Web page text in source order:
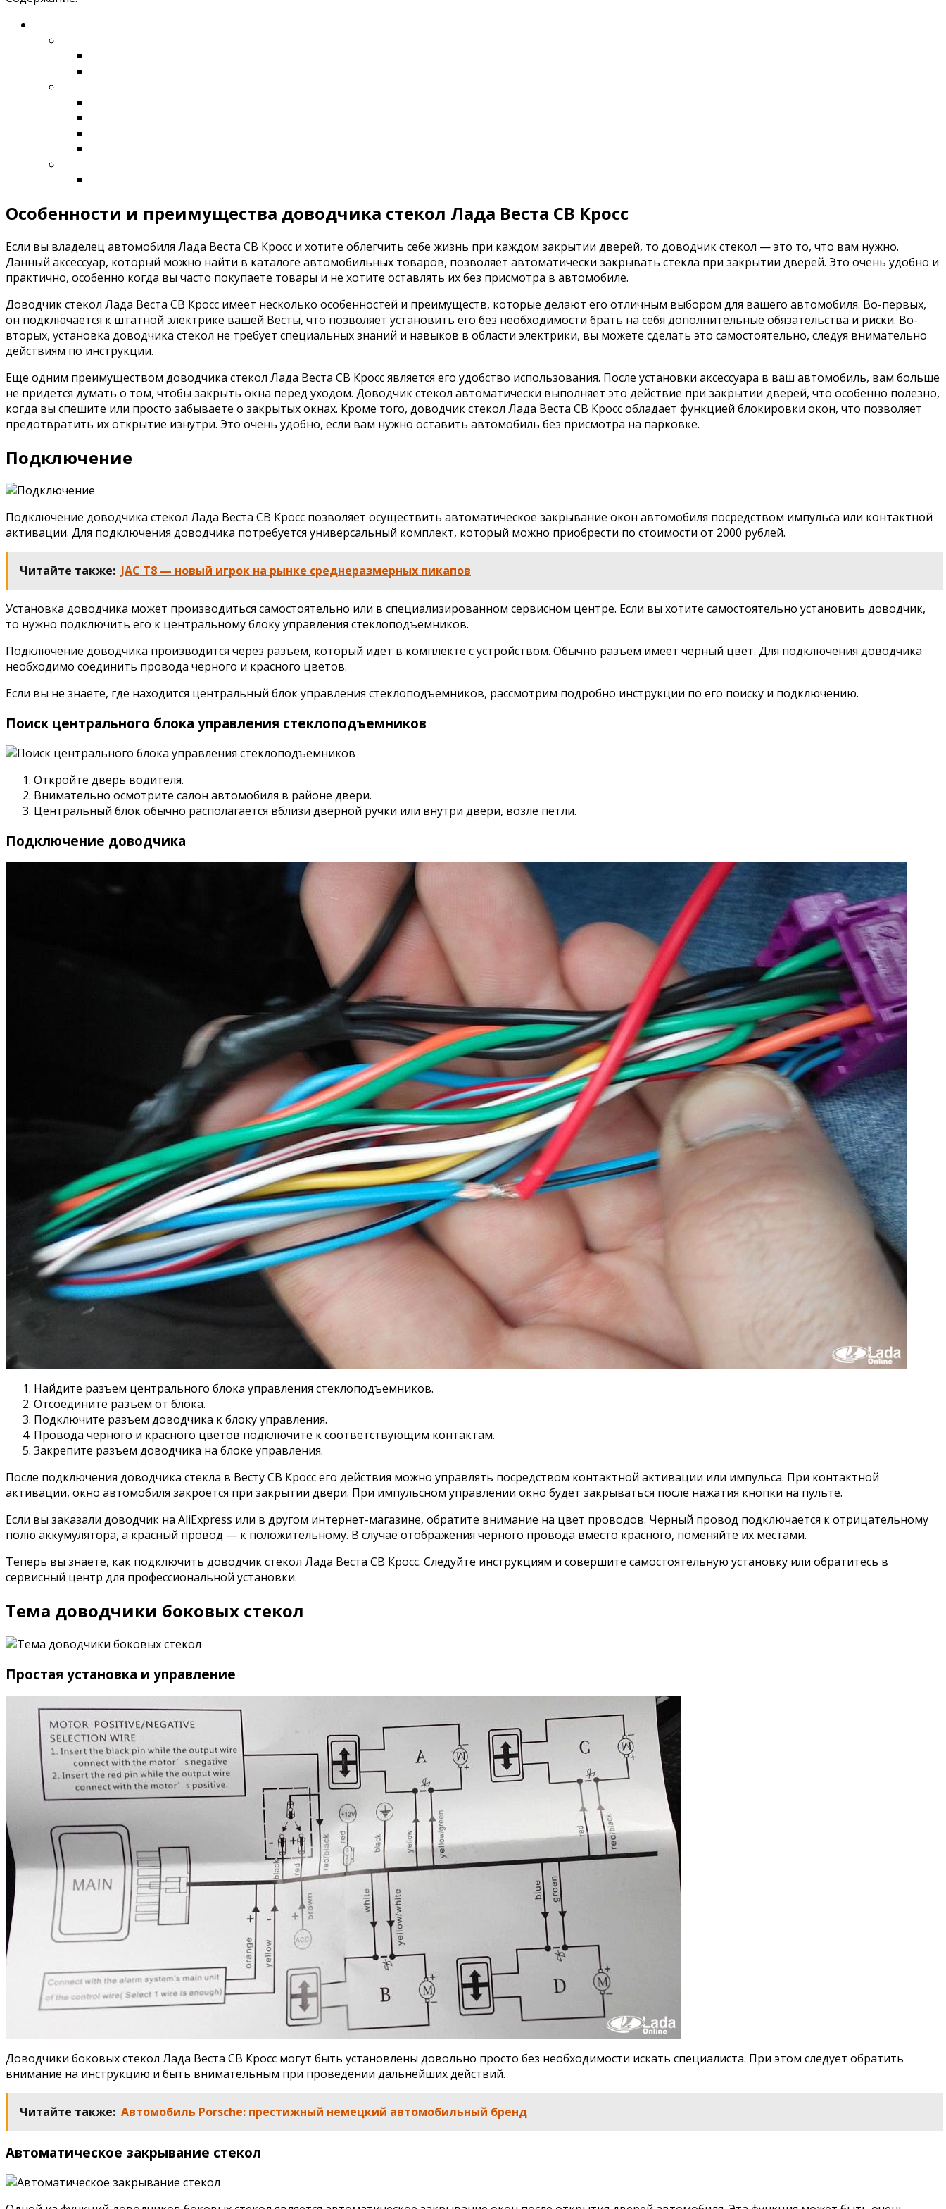
Особенности и преимущества доводчика стекол Лада Веста СВ Кросс
Если вы владелец автомобиля Лада Веста СВ Кросс и хотите облегчить себе жизнь при каждом закрытии дверей, то доводчик стекол — это то, что вам нужно.
Данный аксессуар, который можно найти в каталоге автомобильных товаров, позволяет автоматически закрывать стекла при закрытии дверей. Это очень удобно и
практично, особенно когда вы часто покупаете товары и не хотите оставлять их без присмотра в автомобиле.
Доводчик стекол Лада Веста СВ Кросс имеет несколько особенностей и преимуществ, которые делают его отличным выбором для вашего автомобиля. Во-первых,
он подключается к штатной электрике вашей Весты, что позволяет установить его без необходимости брать на себя дополнительные обязательства и риски. Во-
вторых, установка доводчика стекол не требует специальных знаний и навыков в области электрики, вы можете сделать это самостоятельно, следуя внимательно
действиям по инструкции.
Еще одним преимуществом доводчика стекол Лада Веста СВ Кросс является его удобство использования. После установки аксессуара в ваш автомобиль, вам больше
не придется думать о том, чтобы закрыть окна перед уходом. Доводчик стекол автоматически выполняет это действие при закрытии дверей, что особенно полезно,
когда вы спешите или просто забываете о закрытых окнах. Кроме того, доводчик стекол Лада Веста СВ Кросс обладает функцией блокировки окон, что позволяет
предотвратить их открытие изнутри. Это очень удобно, если вам нужно оставить автомобиль без присмотра на парковке.
Подключение
Подключение доводчика стекол Лада Веста СВ Кросс позволяет осуществить автоматическое закрывание окон автомобиля посредством импульса или контактной
активации. Для подключения доводчика потребуется универсальный комплект, который можно приобрести по стоимости от 2000 рублей.
Читайте также: JAC T8 — новый игрок на рынке среднеразмерных пикапов
Установка доводчика может производиться самостоятельно или в специализированном сервисном центре. Если вы хотите самостоятельно установить доводчик,
то нужно подключить его к центральному блоку управления стеклоподъемников.
Подключение доводчика производится через разъем, который идет в комплекте с устройством. Обычно разъем имеет черный цвет. Для подключения доводчика
необходимо соединить провода черного и красного цветов.
Если вы не знаете, где находится центральный блок управления стеклоподъемников, рассмотрим подробно инструкции по его поиску и подключению.
Поиск центрального блока управления стеклоподъемников
Откройте дверь водителя.
Внимательно осмотрите салон автомобиля в районе двери.
Центральный блок обычно располагается вблизи дверной ручки или внутри двери, возле петли.
Подключение доводчика
Найдите разъем центрального блока управления стеклоподъемников.
Отсоедините разъем от блока.
Подключите разъем доводчика к блоку управления.
Провода черного и красного цветов подключите к соответствующим контактам.
Закрепите разъем доводчика на блоке управления.
После подключения доводчика стекла в Весту СВ Кросс его действия можно управлять посредством контактной активации или импульса. При контактной
активации, окно автомобиля закроется при закрытии двери. При импульсном управлении окно будет закрываться после нажатия кнопки на пульте.
Если вы заказали доводчик на AliExpress или в другом интернет-магазине, обратите внимание на цвет проводов. Черный провод подключается к отрицательному
полю аккумулятора, а красный провод — к положительному. В случае отображения черного провода вместо красного, поменяйте их местами.
Теперь вы знаете, как подключить доводчик стекол Лада Веста СВ Кросс. Следуйте инструкциям и совершите самостоятельную установку или обратитесь в
сервисный центр для профессиональной установки.
Тема доводчики боковых стекол
Простая установка и управление
Доводчики боковых стекол Лада Веста СВ Кросс могут быть установлены довольно просто без необходимости искать специалиста. При этом следует обратить
внимание на инструкцию и быть внимательным при проведении дальнейших действий.
Читайте также: Автомобиль Porsche: престижный немецкий автомобильный бренд
Автоматическое закрывание стекол